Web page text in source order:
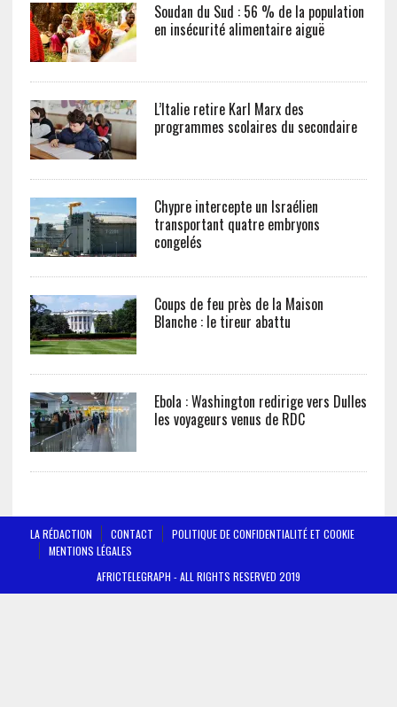
Soudan du Sud : 56 % de la population
en insécurité alimentaire aiguë
L’Italie retire Karl Marx des
programmes scolaires du secondaire
Chypre intercepte un Israélien
transportant quatre embryons
congelés
Coups de feu près de la Maison
Blanche : le tireur abattu
Ebola : Washington redirige vers Dulles
les voyageurs venus de RDC
LA RÉDACTION CONTACT
POLITIQUE DE CONFIDENTIALITÉ ET COOKIE
MENTIONS LÉGALES
AFRICTELEGRAPH - ALL RIGHTS RESERVED 2019